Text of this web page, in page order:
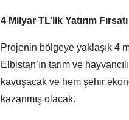
4 Milyar TL’lik Yatırım Fırsatı
Projenin bölgeye yaklaşık 4
Elbistan’ın tarım ve
kavuşacak ve hem şehir
kazanmış olacak.